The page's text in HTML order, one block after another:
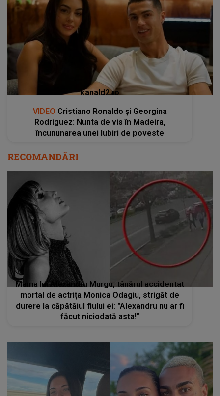
kanald2.ro
VIDEO Cristiano Ronaldo și Georgina
Rodriguez: Nunta de vis în Madeira,
încununarea unei Iubiri de poveste
RECOMANDĂRI
Mama lui Alexandru Murgu, tânărul accidentat
mortal de actrița Monica Odagiu, strigăt de
durere la căpătăiul fiului ei: "Alexandru nu ar fi
făcut niciodată asta!"